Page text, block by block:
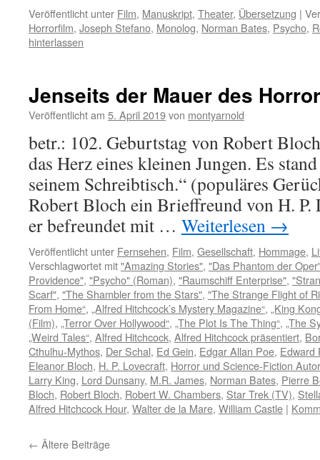
Veröffentlicht unter Film, Manuskript, Theater, Übersetzung |
Horrorfilm, Joseph Stefano, Monolog, Norman Bates, Psycho,
hinterlassen
Jenseits der Mauer des
Veröffentlicht am 5. April 2019von montyarnold
betr.: 102. Geburtstag von Robert
das Herz eines kleinen Jungen. Es
seinem Schreibtisch.“ (populäres
Robert Bloch ein Brieffreund von H. P.
er befreundet mit … Weiterlesen →
Veröffentlicht unter Fernsehen, Film, Gesellschaft, Hommage,
Verschlagwortet mit"Amazing Stories", "Das Phantom der
Providence", "Psycho" (Roman), "Raumschiff Enterprise",
Scarf", "The Shambler from the Stars", "The Strange Flight of
From Home“, „Alfred Hitchcock’s Mystery Magazine“, „King
(Film), „Terror Over Hollywood“, „The Plot Is The Thing“, „The
„Weird Tales“, Alfred Hitchcock, Alfred Hitchcock präsentiert,
Cthulhu-Mythos, Der Schal, Ed Gein, Edgar Allan Poe, Edward
Eleanor Bloch, H. P. Lovecraft, Horror und Science-Fiction Autor
Larry King, Lord Dunsany, M.R. James, Norman Bates, Pierre
Bloch, Robert Bloch, Robert W. Chambers, Star Trek (TV),
Alfred Hitchcock Hour, Walter de la Mare, William Castle |
← Ältere Beiträge